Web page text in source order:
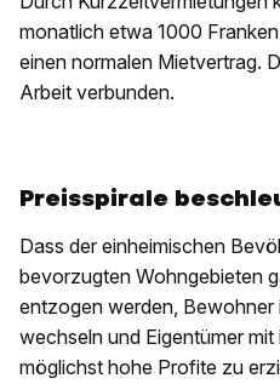
monatlich etwa 1000
einen normalen Mietvertrag.
Arbeit verbunden.
Preisspirale
Dass der einheimischen
bevorzugten Wohngebieten
entzogen werden, Bewohner
wechseln und Eigentümer
möglichst hohe Profite zu